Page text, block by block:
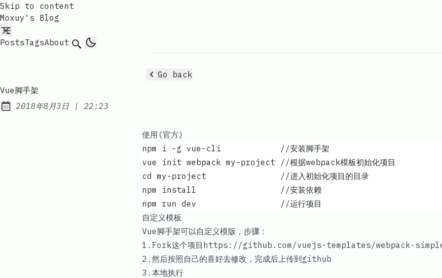
Skip to content
Moxuy's Blog
PostsTagsAbout Search
Go back
Vue脚手架
Published:
2018年8月3日 | at
22:23
使用(官方)
npm i -g vue-cli            //安装脚手架
vue init webpack my-project //根据webpack模板初始化项目
cd my-project               //进入初始化项目的目录
npm install                 //安装依赖
npm run dev                 //运行项目
自定义模板
Vue脚手架可以自定义模版，步骤：
1.Fork这个项目 https://github.com/vuejs-templates/webpack-
2.然后按照自己的喜好去修改，完成后上传到github
3.本地执行